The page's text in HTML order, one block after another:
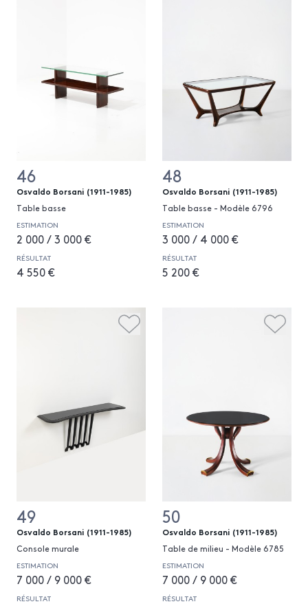
46
Osvaldo Borsani (1911-1985)
Table basse
ESTIMATION
2 000 / 3 000 €
RÉSULTAT
4 550 €
48
Osvaldo Borsani (1911-1985)
Table basse - Modèle 6796
ESTIMATION
3 000 / 4 000 €
RÉSULTAT
5 200 €
49
Osvaldo Borsani (1911-1985)
Console murale
ESTIMATION
7 000 / 9 000 €
RÉSULTAT
50
Osvaldo Borsani (1911-1985)
Table de milieu - Modèle 6785
ESTIMATION
7 000 / 9 000 €
RÉSULTAT